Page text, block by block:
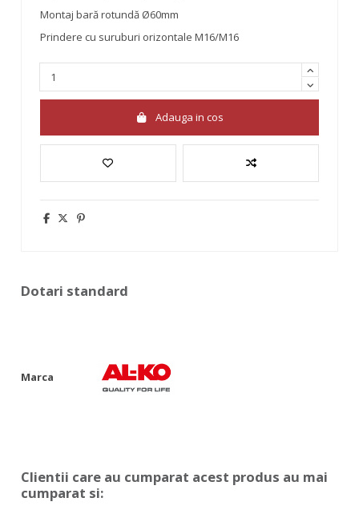
Montaj bară rotundă Ø60mm
Prindere cu suruburi orizontale M16/M16
Adauga in cos
Dotari standard
Marca
Clientii care au cumparat acest produs au mai
cumparat si: